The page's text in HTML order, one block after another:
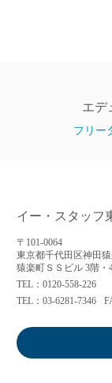
エデ
フリー
イー・スタッフ
〒101-0064
東京都千代田区神田
猿楽町ＳＳビル 3階・
TEL：0120-558-226
TEL：03-6281-7346